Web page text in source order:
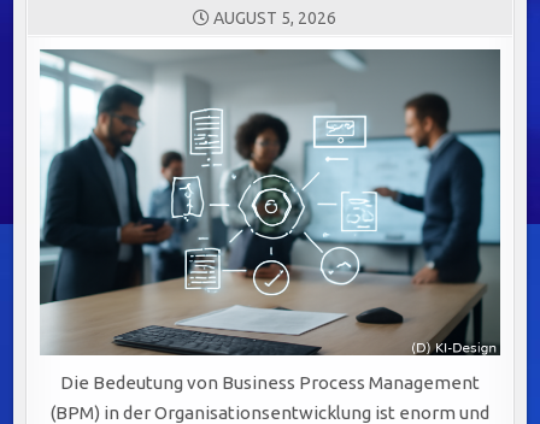
AUGUST 5, 2026
Die Bedeutung von Business Process Management
(BPM) in der Organisationsentwicklung ist enorm und